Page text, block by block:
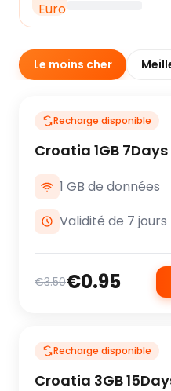
Le moins cher
Recharge disponible
Croatia 1GB 7Days
1 GB de données
Validité de 7 jours
€3.50€0.95
Recharge disponible
Croatia 3GB